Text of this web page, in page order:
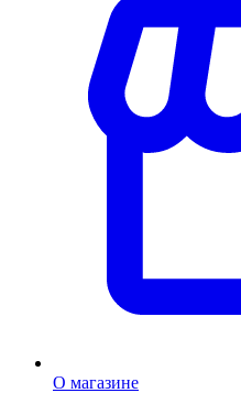
О магазине